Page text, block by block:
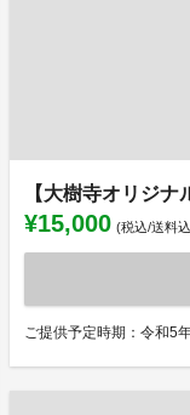
【大樹寺オリジ
¥15,000 (税込/送料
ご提供予定時期：令和5